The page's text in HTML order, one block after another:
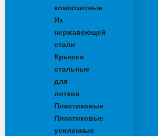
композитные
Из
нержавеющей
стали
Крышки
стальные
для
лотков
Пластиковые
Пластиковые
усиленные